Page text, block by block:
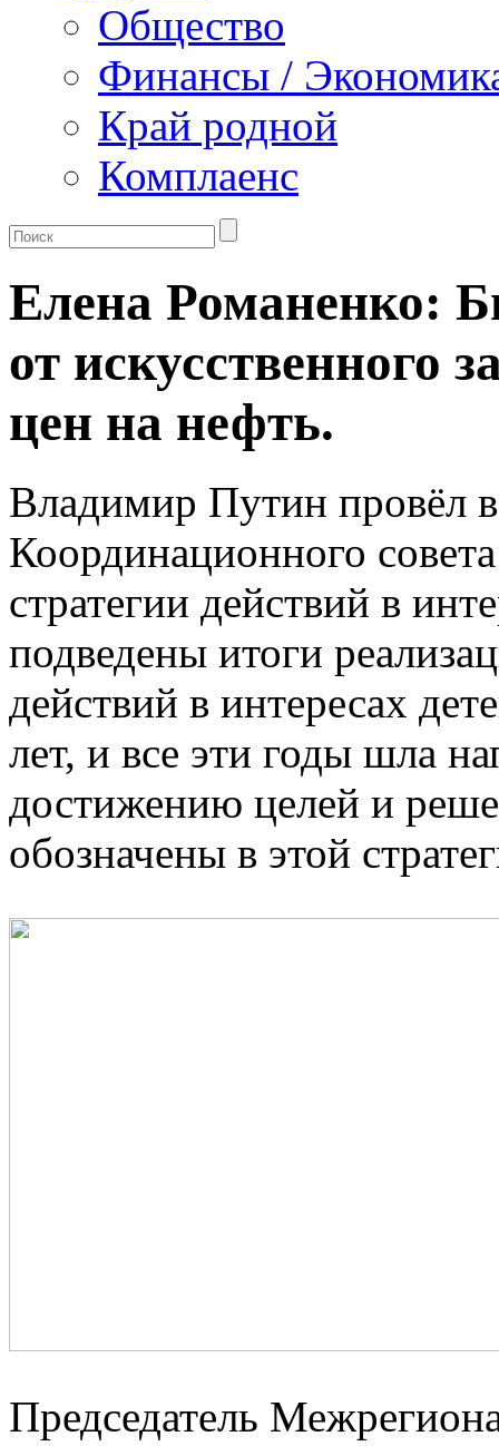
Общество
Финансы /
Край родной
Комплаенс
Елена Романенко:
от искусственного
цен на нефть.
Владимир Путин провёл
Координационного
стратегии действий в
подведены итоги
действий в интересах
лет, и все эти годы шла
достижению целей и
обозначены в этой
Председатель